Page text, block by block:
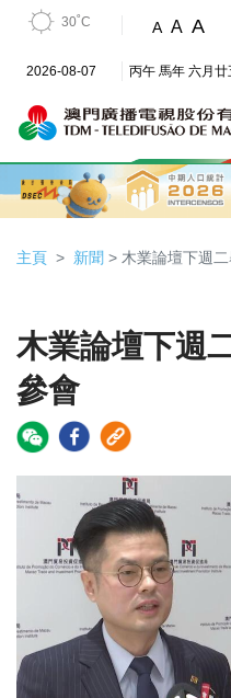
30˚C A A A
2026-08-07 丙午 馬年 六月廿
主頁 新聞 > 木業論壇下週
木業論壇下週
參會